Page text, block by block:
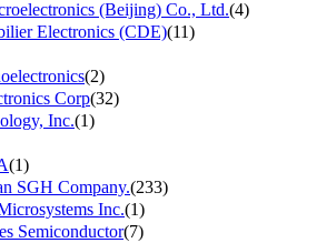
(Beijing) Co., Ltd.(4)
Electronics (CDE)(11)
(2)
Corp(32)
Inc.(1)
(1)
SGH Company.(233)
Inc.(1)
Semiconductor(7)